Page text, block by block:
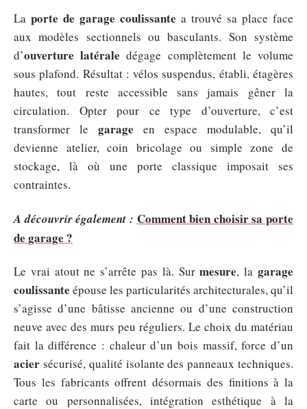
La porte de garage coulissante a trouvé sa place face
aux modèles sectionnels ou basculants. Son système
d’ouverture latérale dégage complètement le volume
sous plafond. Résultat : vélos suspendus, établi, étagères
hautes, tout reste accessible sans jamais gêner la
circulation. Opter pour ce type d’ouverture, c’est
transformer le garage en espace modulable, qu’il
devienne atelier, coin bricolage ou simple zone de
stockage, là où une porte classique imposait ses
contraintes.
A découvrir également : Comment bien choisir sa porte
de garage ?
Le vrai atout ne s’arrête pas là. Surmesure, lagarage
coulissante épouse les particularités architecturales, qu’il
s’agisse d’une bâtisse ancienne ou d’une construction
neuve avec des murs peu réguliers. Le choix du matériau
fait la différence : chaleur d’un bois massif, force d’un
acier sécurisé, qualité isolante des panneaux techniques.
Tous les fabricants offrent désormais des finitions à la
carte ou personnalisées, intégration esthétique à la